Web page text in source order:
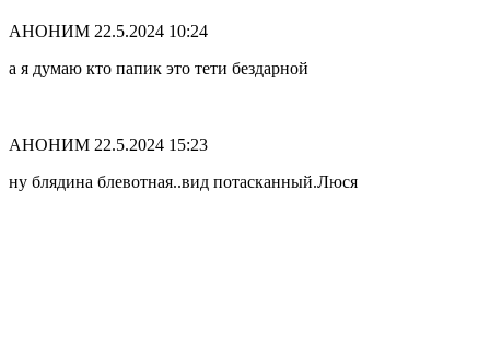
АНОНИМ 22.5.2024 10:24
а я думаю кто папик это тети бездарной
АНОНИМ 22.5.2024 15:23
ну блядина блевотная..вид потасканный.Люся